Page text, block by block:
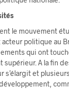
le mouvement
politique au
qui ont
A la fin
s’élargit et